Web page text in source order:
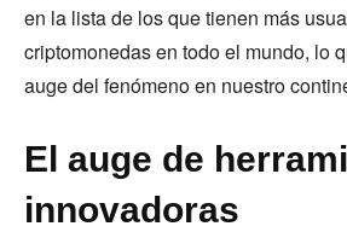
en la lista de los que tienen más
criptomonedas en todo el mundo, lo
auge del fenómeno en nuestro
El auge de
innovadoras